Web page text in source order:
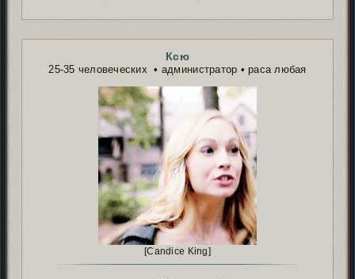
Ксю
25-35 человеческих • администратор • раса любая
[Candice King]